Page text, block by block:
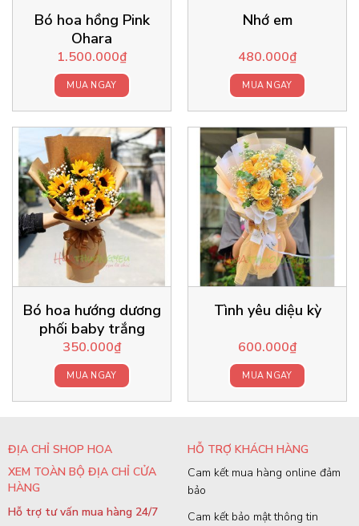
Bó hoa hồng Pink
Ohara
1.500.000₫
MUA NGAY
Nhớ em
480.000₫
MUA NGAY
Bó hoa hướng dương
phối baby trắng
350.000₫
MUA NGAY
Tình yêu diệu kỳ
600.000₫
MUA NGAY
ĐỊA CHỈ SHOP HOA
XEM TOÀN BỘ ĐỊA CHỈ CỬA
HÀNG
Hỗ trợ tư vấn mua hàng 24/7
HỖ TRỢ KHÁCH HÀNG
Cam kết mua hàng online đảm
bảo
Cam kết bảo mật thông tin